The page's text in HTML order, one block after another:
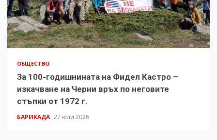
ОБЩЕСТВО
За 100-годишнината на Фидел Кастро –
изкачване на Черни връх по неговите
стъпки от 1972 г.
БАРИКАДА 27 юли 2026